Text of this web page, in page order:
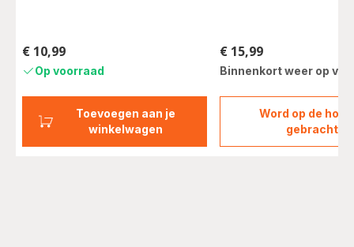
Toevoegen aan je
winkelwagen
Prijs
€ 10,99
Op voorraad
Word op de
gebracht
Prijs
€ 15,99
Binnenkort weer op